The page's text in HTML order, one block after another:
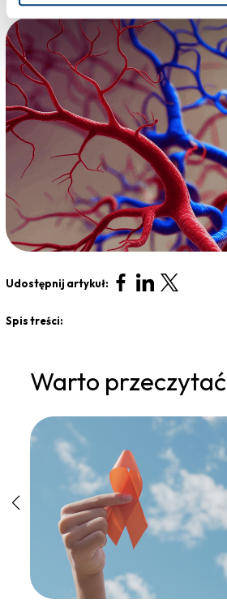
Udostępnij artykuł:
Spis treści:
Warto przeczytać